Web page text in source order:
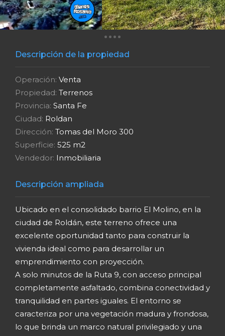
Descripción de la propiedad
Operación: Venta
Propiedad: Terrenos
Provincia: Santa Fe
Ciudad: Roldan
Dirección: Tomas del Moro 300
Superficie: 525 m2
Vendedor: Inmobiliaria
Descripción ampliada
Ubicado en el consolidado barrio El Molino, en la
ciudad de Roldán, este terreno ofrece una
excelente oportunidad tanto para construir la
vivienda ideal como para desarrollar un
emprendimiento con proyección.
A solo minutos de la Ruta 9, con acceso principal
completamente asfaltado, combina conectividad y
tranquilidad en partes iguales. El entorno se
caracteriza por una vegetación madura y frondosa,
lo que brinda un marco natural privilegiado y una